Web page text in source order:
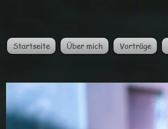
Startseite Über mich Vorträge